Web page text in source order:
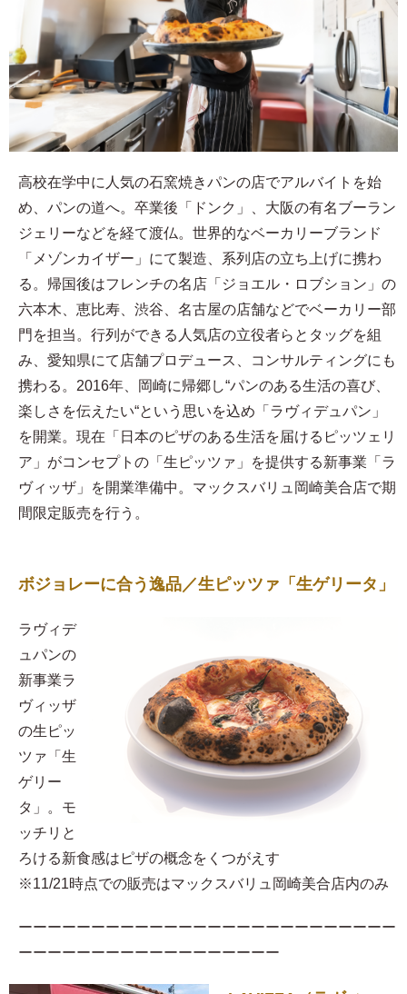
高校在学中に人気の石窯焼きパンの店でアルバイトを始
め、パンの道へ。卒業後「ドンク」、大阪の有名ブーラン
ジェリーなどを経て渡仏。世界的なベーカリーブランド
「メゾンカイザー」にて製造、系列店の立ち上げに携わ
る。帰国後はフレンチの名店「ジョエル・ロブション」の
六本木、恵比寿、渋谷、名古屋の店舗などでベーカリー部
門を担当。行列ができる人気店の立役者らとタッグを組
み、愛知県にて店舗プロデュース、コンサルティングにも
携わる。2016年、岡崎に帰郷し“パンのある生活の喜び、
楽しさを伝えたい“という思いを込め「ラヴィデュパン」
を開業。現在「日本のピザのある生活を届けるピッツェリ
ア」がコンセプトの「生ピッツァ」を提供する新事業「ラ
ヴィッザ」を開業準備中。マックスバリュ岡崎美合店で期
間限定販売を行う。
ボジョレーに合う逸品／生ピッツァ「生ゲリータ」
ラヴィデ
ュパンの
新事業ラ
ヴィッザ
の生ピッ
ツァ「生
ゲリー
タ」。モ
ッチリと
ろける新食感はピザの概念をくつがえす
※11/21時点での販売はマックスバリュ岡崎美合店内のみ
ーーーーーーーーーーーーーーーーーーーーーーーーーー
ーーーーーーーーーーーーーーーーーー